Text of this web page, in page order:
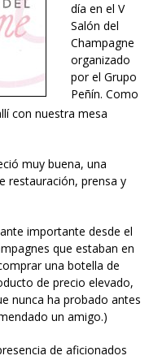
día en el V
Salón del
Champagne
organizado
por el Grupo
Peñín. Como
con nuestra mesa
muy buena, una
restauración, prensa y
importante desde el
que estaban en
una botella de
de precio elevado,
nunca ha probado antes
un amigo.)
de aficionados